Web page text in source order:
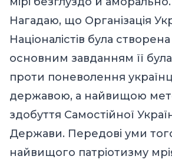
Нагадаю, що Організація
Націоналістів була
основним завданням її
проти поневолення
державою, а найвищою
здобуття Самостійної
Держави. Передові уми того
найвищого патріотизму